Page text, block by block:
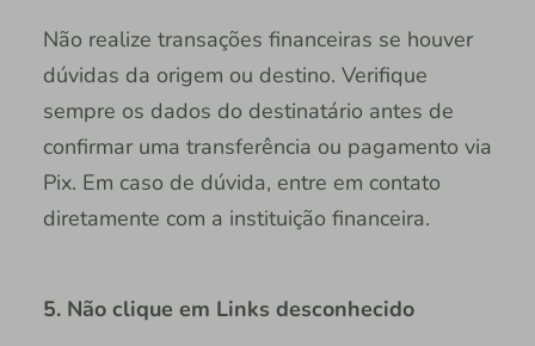
Não realize transações financeiras se houver
dúvidas da origem ou destino. Verifique
sempre os dados do destinatário antes de
confirmar uma transferência ou pagamento via
Pix. Em caso de dúvida, entre em contato
diretamente com a instituição financeira.
5. Não clique em Links desconhecido